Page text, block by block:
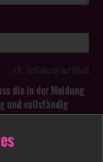
z.B. Verlinkung auf Inhalt
die in der Meldung
und vollständig
zu